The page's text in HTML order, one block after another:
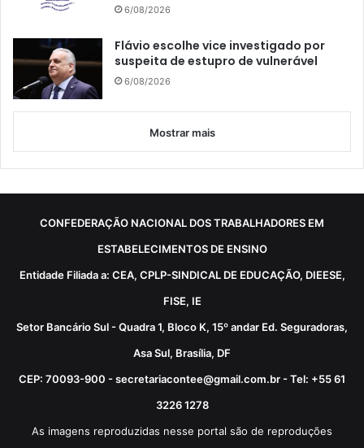
6/08/2026
Flávio escolhe vice investigado por
suspeita de estupro de vulnerável
6/08/2026
Mostrar mais
CONFEDERAÇÃO NACIONAL DOS TRABALHADORES EM
ESTABELECIMENTOS DE ENSINO
Entidade Filiada a: CEA, CPLP-SINDICAL DE EDUCAÇÃO, DIEESE,
FISE, IE
Setor Bancário Sul - Quadra 1, Bloco K, 15º andar Ed. Seguradoras,
Asa Sul, Brasília, DF
CEP: 70093-900 - secretariacontee@gmail.com.br - Tel: +55 61
3226 1278
As imagens reproduzidas nesse portal são de reproduções